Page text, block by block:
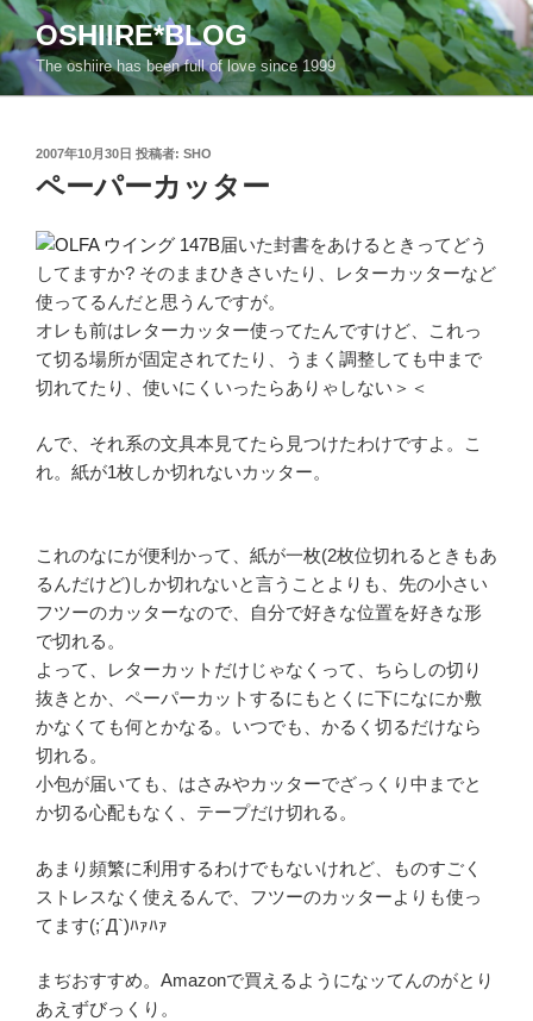
コ
ン
テ
ン
OSHIIRE*BLOG
The oshiire has been full of love since 1999
投
日:
2007年10月30日 投稿者: SHO
ペーパーカッター
届いた封書をあけるときってどう
してますか? そのままひきさいたり、レターカッターなど
使ってるんだと思うんですが。
オレも前はレターカッター使ってたんですけど、これっ
て切る場所が固定されてたり、うまく調整しても中まで
切れてたり、使いにくいったらありゃしない＞＜
んで、それ系の文具本見てたら見つけたわけですよ。こ
れ。紙が1枚しか切れないカッター。
これのなにが便利かって、紙が一枚(2枚位切れるときもあ
るんだけど)しか切れないと言うことよりも、先の小さい
フツーのカッターなので、自分で好きな位置を好きな形
で切れる。
よって、レターカットだけじゃなくって、ちらしの切り
抜きとか、ペーパーカットするにもとくに下になにか敷
かなくても何とかなる。いつでも、かるく切るだけなら
切れる。
小包が届いても、はさみやカッターでざっくり中までと
か切る心配もなく、テープだけ切れる。
あまり頻繁に利用するわけでもないけれど、ものすごく
ストレスなく使えるんで、フツーのカッターよりも使っ
てます(;´Д`)ﾊｧﾊｧ
まぢおすすめ。Amazonで買えるようになッてんのがとり
あえずびっくり。